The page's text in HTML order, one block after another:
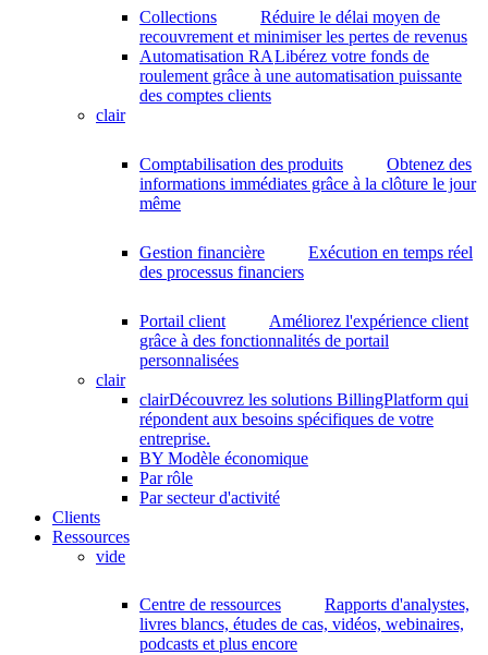
Collections
Réduire le délai moyen de
recouvrement et minimiser les pertes de revenus
Automatisation RALibérez votre fonds de
roulement grâce à une automatisation puissante
des comptes clients
clair
Comptabilisation des produits
Obtenez des
informations immédiates grâce à la clôture le jour
même
Gestion financière
Exécution en temps réel
des processus financiers
Portail client
Améliorez l'expérience client
grâce à des fonctionnalités de portail
personnalisées
clair
clairDécouvrez les solutions BillingPlatform qui
répondent aux besoins spécifiques de votre
entreprise.
BY Modèle économique
Par rôle
Par secteur d'activité
Clients
Ressources
vide
Centre de ressources
Rapports d'analystes,
livres blancs, études de cas, vidéos, webinaires,
podcasts et plus encore